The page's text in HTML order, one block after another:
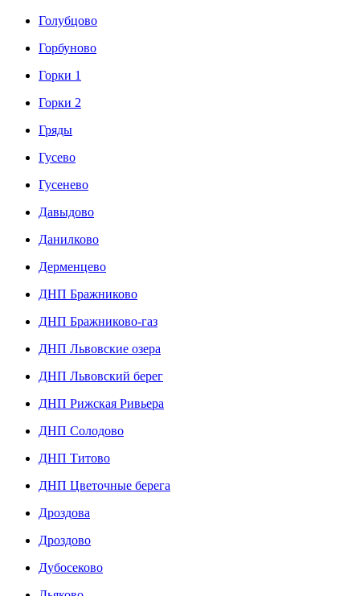
Голубцово
Горбуново
Горки 1
Горки 2
Гряды
Гусево
Гусенево
Давыдово
Данилково
Дерменцево
ДНП Бражниково
ДНП Бражниково-газ
ДНП Львовские озера
ДНП Львовский берег
ДНП Рижская Ривьера
ДНП Солодово
ДНП Титово
ДНП Цветочные берега
Дроздова
Дроздово
Дубосеково